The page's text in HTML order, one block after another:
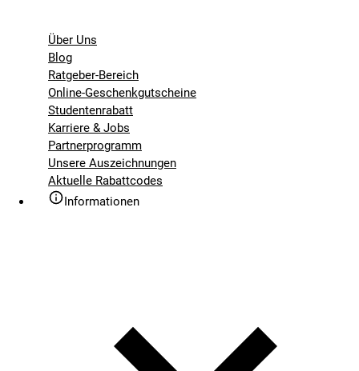
Über Uns
Blog
Ratgeber-Bereich
Online-Geschenkgutscheine
Studentenrabatt
Karriere & Jobs
Partnerprogramm
Unsere Auszeichnungen
Aktuelle Rabattcodes
Informationen